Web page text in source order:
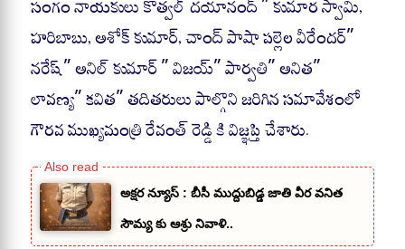
హరిబాబు, అశోక్ కుమార్, చాంద్ పాషా పల్లెల వీరేందర్”
నరేష్” అనిల్ కుమార్ ” విజయ్” పార్వతి” అనిత”
లావణ్య” కవిత” తదితరులు పాల్గొని జరిగిన సమావేశంలో
గౌరవ ముఖ్యమంత్రి రేవంత్ రెడ్డి కి విజ్ఞప్తి చేశారు.
అక్షర న్యూస్ : బీసీ ముద్దుబిడ్డ జాతి వీర వనిత
సౌమ్య కు ఆశ్రు నివాళి..